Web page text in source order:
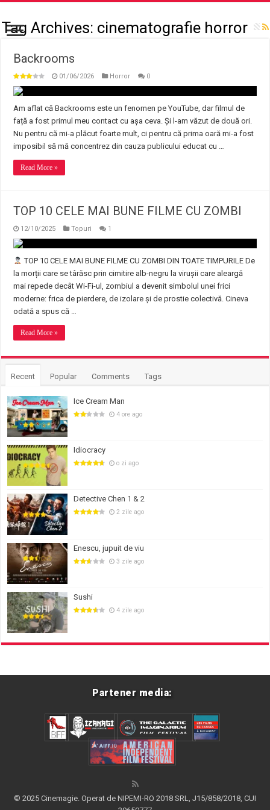
Tag Archives: cinematografie horror
Backrooms
01/06/2026 Horror 0
Am aflat că Backrooms este un fenomen pe YouTube, dar filmul de
față a fost primul meu contact cu așa ceva. Și l-am văzut de două ori.
Nu pentru că mi-a plăcut foarte mult, ci pentru că prima oară mi-a fost
imposibil să mă concentrez din cauza publicului educat cu …
Read More »
TOP 10 CELE MAI BUNE FILME CU ZOMBI
12/10/2025 Topuri 1
TOP 10 CELE MAI BUNE FILME CU ZOMBI DIN TOATE TIMPURILE De
la morții care se târăsc prin cimitire alb-negru la virușii care aleargă
mai repede decât Wi-Fi-ul, zombiul a devenit simbolul unei frici
moderne: frica de pierdere, de izolare și de prostie colectivă. Cineva
odată a spus că …
Read More »
Recent Popular Comments Tags
Ice Cream Man
4 ore ago
Idiocracy
o zi ago
Detective Chen 1 & 2
2 zile ago
Enescu, jupuit de viu
3 zile ago
Sushi
4 zile ago
Partener media:
© 2025 Cinemagie. Operat de NIPEMI-RO 2018 SRL, J15/858/2018, CUI